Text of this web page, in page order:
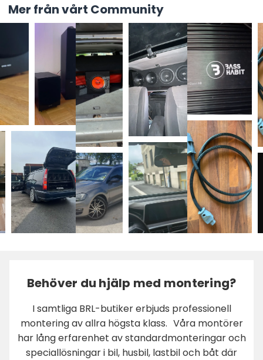
Fest på fot
Trots sin storlek är New York byggd för rörelse. Med
hjul, bärhandtag och pole mount gör du enkel
transport till en självklarhet. Den är dessutom IPX4-
klassad, vilket betyder att du inte behöver oroa dig
för poolstänk eller utespelningar i svensk sommar.
All in, inget utelämnat
Två 1/4"-ingångar ger plats för både mikrofon och
instrument. Justera bas, diskant och eko direkt. En
trådad mikrofon följer med, så du är igång direkt.
Koppla upp, koppla ihop
New York stöder Klipsch Party Link. Det innebär att
Mer från vårt Community
Behöver du hjälp med montering?
I samtliga BRL-butiker erbjuds professionell
montering av allra högsta klass. Våra montörer
har lång erfarenhet av standardmonteringar och
speciallösningar i bil, husbil, lastbil och båt där